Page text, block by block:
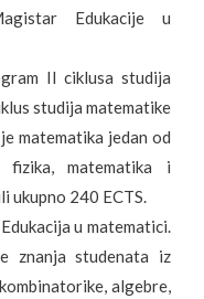
Edukacije u
II ciklusa studija
studija matematike
matematika jedan od
fizika, matematika i
ukupno 240 ECTS.
u matematici.
znanja studenata iz
algebre,